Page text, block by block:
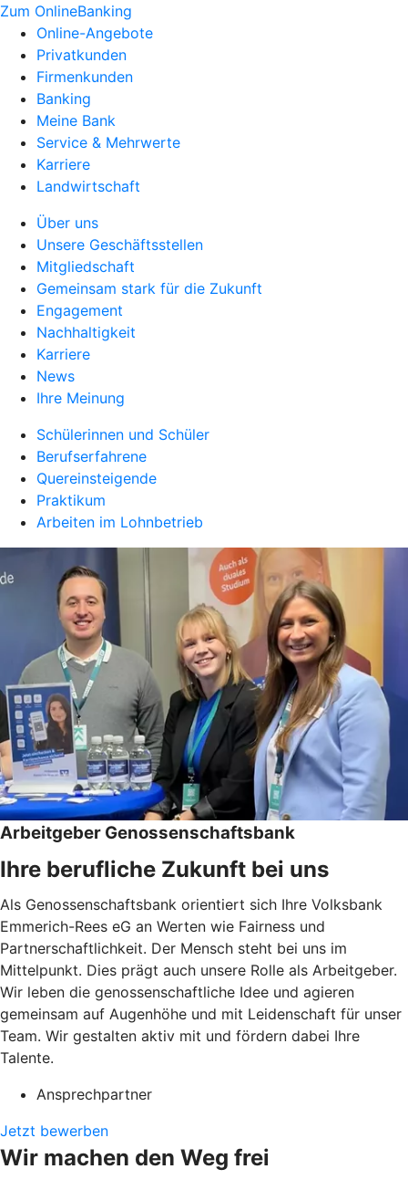
Zum OnlineBanking
Online-Angebote
Privatkunden
Firmenkunden
Banking
Meine Bank
Service & Mehrwerte
Karriere
Landwirtschaft
Über uns
Unsere Geschäftsstellen
Mitgliedschaft
Gemeinsam stark für die Zukunft
Engagement
Nachhaltigkeit
Karriere
News
Ihre Meinung
Schülerinnen und Schüler
Berufserfahrene
Quereinsteigende
Praktikum
Arbeiten im Lohnbetrieb
Arbeitgeber Genossenschaftsbank
Ihre berufliche Zukunft bei uns
Als Genossenschaftsbank orientiert sich Ihre Volksbank
Emmerich-Rees eG an Werten wie Fairness und
Partnerschaftlichkeit. Der Mensch steht bei uns im
Mittelpunkt. Dies prägt auch unsere Rolle als Arbeitgeber.
Wir leben die genossenschaftliche Idee und agieren
gemeinsam auf Augenhöhe und mit Leidenschaft für unser
Team. Wir gestalten aktiv mit und fördern dabei Ihre
Talente.
Ansprechpartner
Jetzt bewerben
Wir machen den Weg frei